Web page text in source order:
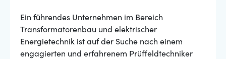
Ein führendes Unternehmen im Bereich
Transformatorenbau und elektrischer
Energietechnik ist auf der Suche nach einem
engagierten und erfahrenem Prüffeldtechniker